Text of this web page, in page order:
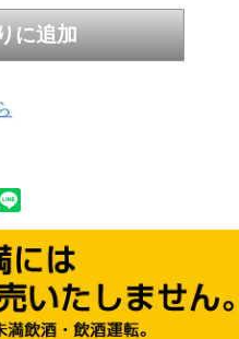
な和菓子を思わせる
豊かな香味に対し
り、飲み方の自由度
る和菓子の二ュアン
ぶにも相応しい特徴
もオススメです。和